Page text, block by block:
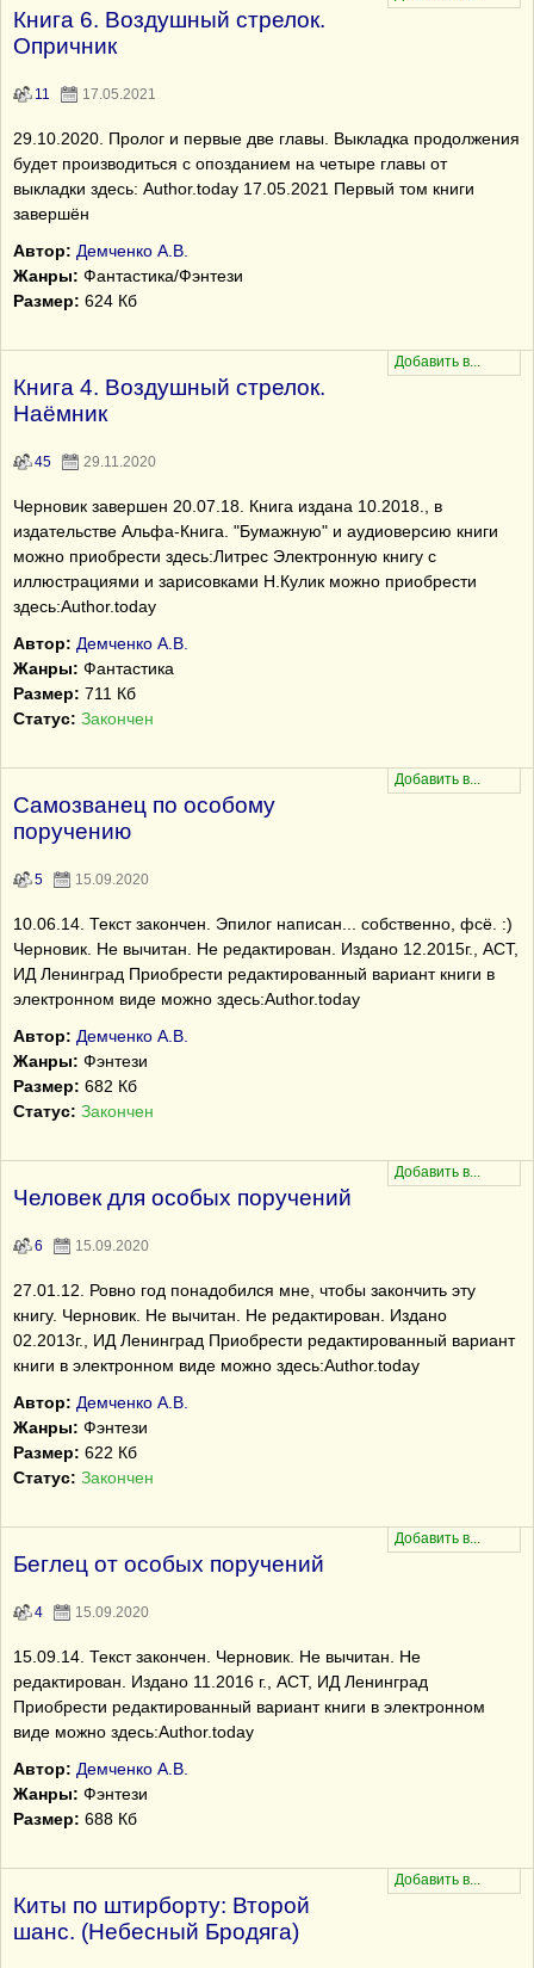
Книга 6. Воздушный cтрелок.
Опричник
11 17.05.2021
29.10.2020. Пролог и первые две главы. Выкладка продолжения
будет производиться с опозданием на четыре главы от
выкладки здесь: Author.today 17.05.2021 Первый том книги
завершён
Автор: Демченко А.В.
Жанры: Фантастика/Фэнтези
Размер: 624 Кб
Книга 4. Воздушный стрелок.
Наёмник
45 29.11.2020
Черновик завершен 20.07.18. Книга издана 10.2018., в
издательстве Альфа-Книга. "Бумажную" и аудиоверсию книги
можно приобрести здесь:Литрес Электронную книгу с
иллюстрациями и зарисовками Н.Кулик можно приобрести
здесь:Author.today
Автор: Демченко А.В.
Жанры: Фантастика
Размер: 711 Кб
Статус: Закончен
Самозванец по особому
поручению
5 15.09.2020
10.06.14. Текст закончен. Эпилог написан... собственно, фсё. :)
Черновик. Не вычитан. Не редактирован. Издано 12.2015г., АСТ,
ИД Ленинград Приобрести редактированный вариант книги в
электронном виде можно здесь:Author.today
Автор: Демченко А.В.
Жанры: Фэнтези
Размер: 682 Кб
Статус: Закончен
Человек для особых поручений
6 15.09.2020
27.01.12. Ровно год понадобился мне, чтобы закончить эту
книгу. Черновик. Не вычитан. Не редактирован. Издано
02.2013г., ИД Ленинград Приобрести редактированный вариант
книги в электронном виде можно здесь:Author.today
Автор: Демченко А.В.
Жанры: Фэнтези
Размер: 622 Кб
Статус: Закончен
Беглец от особых поручений
4 15.09.2020
15.09.14. Текст закончен. Черновик. Не вычитан. Не
редактирован. Издано 11.2016 г., АСТ, ИД Ленинград
Приобрести редактированный вариант книги в электронном
виде можно здесь:Author.today
Автор: Демченко А.В.
Жанры: Фэнтези
Размер: 688 Кб
Киты по штирборту: Второй
шанс. (Небесный Бродяга)